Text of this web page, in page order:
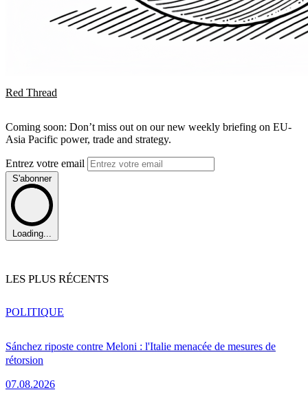
Red Thread
Coming soon: Don’t miss out on our new weekly briefing on EU-
Asia Pacific power, trade and strategy.
Entrez votre email
S'abonner
Loading...
LES PLUS RÉCENTS
Sánchez riposte contre Meloni : l'Italie menacée de mesures de
rétorsion
07.08.2026
POLITIQUE